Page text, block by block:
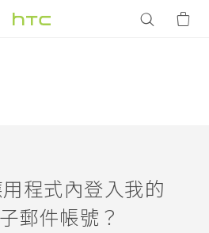
程式內登入我的
郵件帳號？